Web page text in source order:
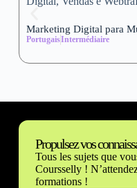
Marketing Digital para
PortugaisIntermédiaire
Propulsez vos
Tous les sujets que
Coursselly !
formations !